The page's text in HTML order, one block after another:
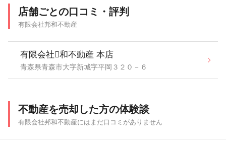
店舗ごとの口コミ・評判
有限会社邦和不動産
有限会社和不動産 本店
青森県青森市大字新城字平岡３２０－６
不動産を売却した方の体験談
有限会社邦和不動産にはまだ口コミがありません